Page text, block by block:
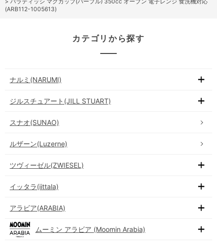
(ARB112-1005613)
カテゴリから探す
ナルミ(NARUMI)
ジルスチュアート(JILL STUART)
スナオ(SUNAO)
ルザーン(Luzerne)
ツヴィーゼル(ZWIESEL)
イッタラ(iittala)
アラビア(ARABIA)
ムーミン アラビア (Moomin Arabia)